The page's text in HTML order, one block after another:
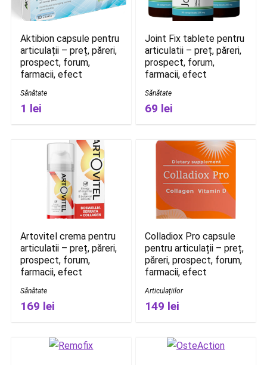
Aktibion capsule pentru
articulații – preț, păreri,
prospect, forum,
farmacii, efect
Sănătate
1 lei
Joint Fix tablete pentru
articulatii – preț, păreri,
prospect, forum,
farmacii, efect
Sănătate
69 lei
Artovitel crema pentru
articulatii – preț, păreri,
prospect, forum,
farmacii, efect
Sănătate
169 lei
Colladiox Pro capsule
pentru articulații – preț,
păreri, prospect, forum,
farmacii, efect
Articulațiilor
149 lei